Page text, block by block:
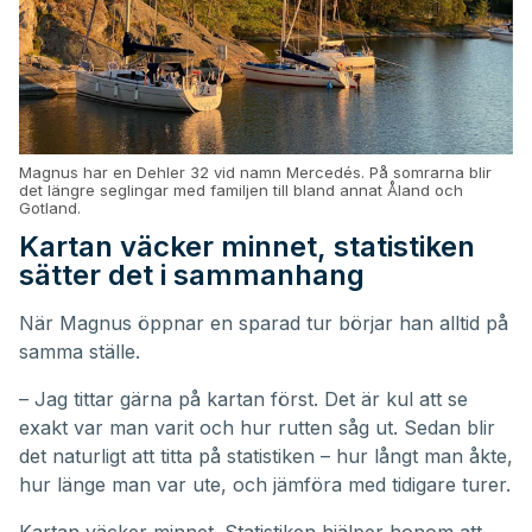
Magnus har en Dehler 32 vid namn Mercedés. På somrarna blir
det längre seglingar med familjen till bland annat Åland och
Gotland.
Kartan väcker minnet, statistiken
sätter det i sammanhang
När Magnus öppnar en sparad tur börjar han alltid på
samma ställe.
– Jag tittar gärna på kartan först. Det är kul att se
exakt var man varit och hur rutten såg ut. Sedan blir
det naturligt att titta på statistiken – hur långt man åkte,
hur länge man var ute, och jämföra med tidigare turer.